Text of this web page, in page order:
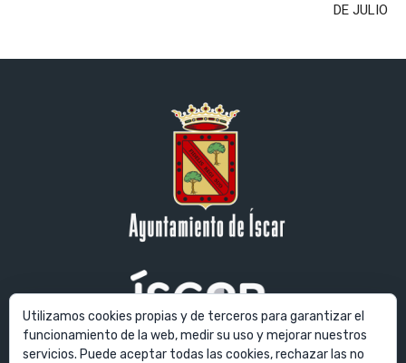
DE JULIO
Utilizamos cookies propias y de terceros para garantizar el
funcionamiento de la web, medir su uso y mejorar nuestros
servicios. Puede aceptar todas las cookies, rechazar las no